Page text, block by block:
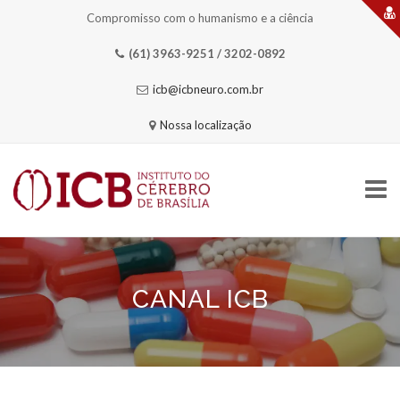
Compromisso com o humanismo e a ciência
(61) 3963-9251 / 3202-0892
icb@icbneuro.com.br
Nossa localização
Skip
to
content
HOME CANAL ICB